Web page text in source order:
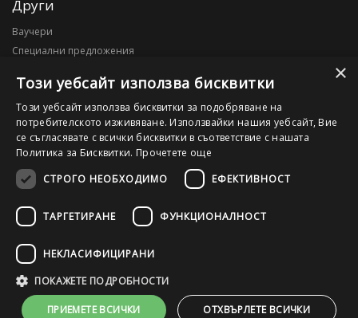
Други
Ваучери
Специални предложения
Моят профил
Моят профил
История на поръчките
Желани продукти
203010795
×
Този уебсайт използва бисквитки
Този уебсайт използва бисквитки за подобряване на
потребителското изживяване. Използвайки нашия уебсайт, Вие
се съгласявате с всички бисквитки в съответствие с нашата
Политика за Бисквитки. Прочетете още
СТРОГО НЕОБХОДИМО
ЕФЕКТИВНОСТ
ТАРГЕТИРАНЕ ФУНКЦИОНАЛНОСТ
НЕКЛАСИФИЦИРАНИ
ПОКАЖЕТЕ ПОДРОБНОСТИ
ПРИЕМЕТЕ ВСИЧКИ ОТХВЪРЛЕТЕ ВСИЧКИ